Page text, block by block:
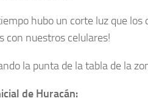
hubo un corte luz que
con nuestros celulares!
la punta de la tabla de la
de Huracán: